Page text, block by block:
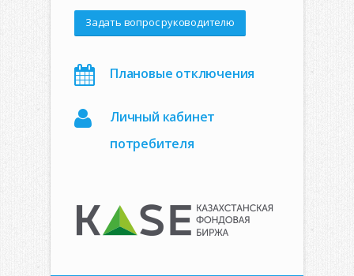
Задать вопрос руководителю
Плановые отключения
Личный кабинет
потребителя